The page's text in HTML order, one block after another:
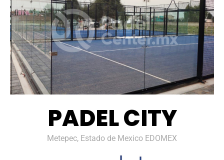
PADEL CITY
Metepec, Estado de Mexico EDOMEX